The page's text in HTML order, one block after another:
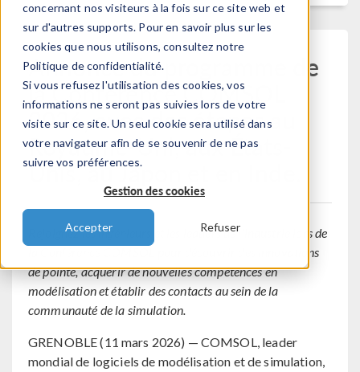
concernant nos visiteurs à la fois sur ce site web et
sur d'autres supports. Pour en savoir plus sur les
cookies que nous utilisons, consultez notre
Politique de confidentialité.
Si vous refusez l'utilisation des cookies, vos
informations ne seront pas suivies lors de votre
visite sur ce site. Un seul cookie sera utilisé dans
votre navigateur afin de se souvenir de ne pas
suivre vos préférences.
Gestion des cookies
Accepter Refuser
Annonce du programme de
la Conférence COMSOL
2026, avec des étapes au
Royaume-Uni, aux États-
Unis, au Japon et en Inde.
Rejoignez les ingénieurs et les leaders de l'industrie lors de
la Conférence COMSOL pour découvrir des innovations
de pointe, acquérir de nouvelles compétences en
modélisation et établir des contacts au sein de la
communauté de la simulation.
GRENOBLE (11 mars 2026) — COMSOL, leader
mondial de logiciels de modélisation et de simulation,